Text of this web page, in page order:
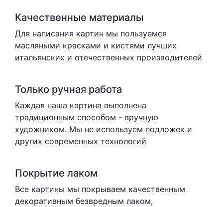
Качественные материалы
Для написания картин мы пользуемся
масляными красками и кистями лучших
итальянских и отечественных производителей
Только ручная работа
Каждая наша картина выполнена
традиционным способом - вручную
художником. Мы не используем подложек и
других современных технологий
Покрытие лаком
Все картины мы покрываем качественным
декоративным безвредным лаком,